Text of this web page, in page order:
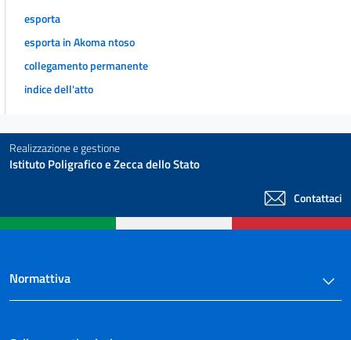
esporta
esporta in Akoma ntoso
collegamento permanente
indice dell'atto
Realizzazione e gestione
Istituto Poligrafico e Zecca dello Stato
Contattaci
Normattiva